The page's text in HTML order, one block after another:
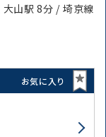
山駅 8分 / 埼京線
お気に入り